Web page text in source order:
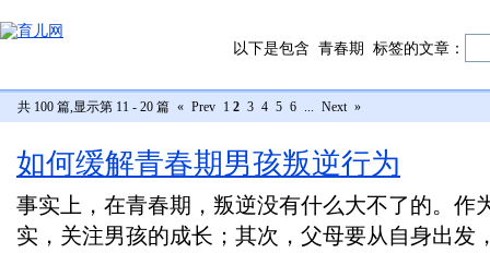
以下是包含 青春期 标签的文章：
共 100 篇,显示第 11 - 20 篇 « Prev 1 2 3 4 5 6 ... Next »
如何缓解青春期男孩叛逆行为
事实上，在青春期，叛逆没有什么大不了的。作
实，关注男孩的成长；其次，父母要从自身出发